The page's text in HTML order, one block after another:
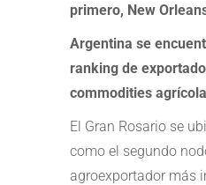
primero, New
Argentina se
ranking de
commodities
El Gran Rosario se
como el segundo
agroexportador más